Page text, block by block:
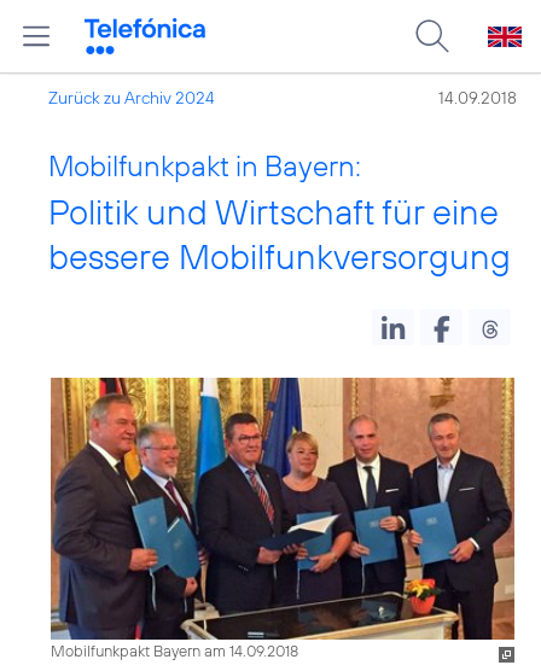
Zurück zu Archiv 2024 14.09.2018
Mobilfunkpakt in Bayern:
Politik und Wirtschaft für eine
bessere Mobilfunkversorgung
Mobilfunkpakt Bayern am 14.09.2018